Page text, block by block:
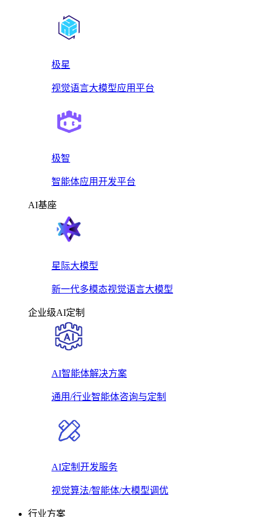
极星
视觉语言大模型应用平台
极智
智能体应用开发平台
AI基座
星际大模型
新一代多模态视觉语言大模型
企业级AI定制
AI智能体解决方案
通用/行业智能体咨询与定制
AI定制开发服务
视觉算法/智能体/大模型调优
行业方案